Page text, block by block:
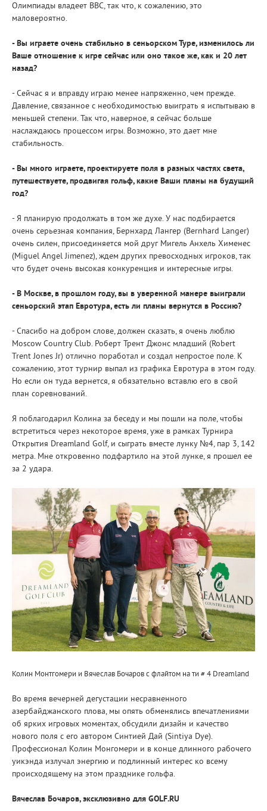
Олимпиады владеет BBC, так что, к сожалению, это
маловероятно.
- Вы играете очень стабильно в сеньорском Туре, изменилось ли
Ваше отношение к игре сейчас или оно такое же, как и 20 лет
назад?
- Сейчас я и вправду играю менее напряженно, чем прежде.
Давление, связанное с необходимостью выиграть я испытываю в
меньшей степени. Так что, наверное, я сейчас больше
наслаждаюсь процессом игры. Возможно, это дает мне
стабильность.
- Вы много играете, проектируете поля в разных частях света,
путешествуете, продвигая гольф, какие Ваши планы на будущий
год?
- Я планирую продолжать в том же духе. У нас подбирается
очень серьезная компания, Бернхард Лангер (Bernhard Langer)
очень силен, присоединяется мой друг Мигель Анхель Хименес
(Miguel Angel Jimenez), ждем других превосходных игроков, так
что будет очень высокая конкуренция и интересные игры.
- В Москве, в прошлом году, вы в уверенной манере выиграли
сеньорский этап Евротура, есть ли планы вернутся в Россию?
- Спасибо на добром слове, должен сказать, я очень люблю
Moscow Country Club. Роберт Трент Джонс младший (Robert
Trent Jones Jr) отлично поработал и создал непростое поле. К
сожалению, этот турнир выпал из графика Евротура в этом году.
Но если он туда вернется, я обязательно вставлю его в свой
план соревнований.
Я поблагодарил Колина за беседу и мы пошли на поле, чтобы
встретиться через некоторое время, уже в рамках Турнира
Открытия Dreamland Golf, и сыграть вместе лунку №4, пар 3, 142
метра. Мне откровенно подфартило на этой лунке, я прошел ее
за 2 удара.
Колин Монтгомери и Вячеслав Бочаров с флайтом на ти # 4 Dreamland
Во время вечерней дегустации несравненного
азербайджанского плова, мы опять обменялись впечатлениями
об ярких игровых моментах, обсудили дизайн и качество
нового поля с его автором Синтией Дай (Sintiya Dye).
Профессионал Колин Монгомери и в конце длинного рабочего
уикэнда излучал энергию и подлинный интерес ко всему
происходящему на этом празднике гольфа.
Вячеслав Бочаров, эксклюзивно для GOLF.RU